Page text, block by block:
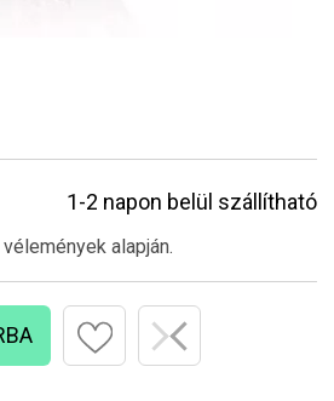
1-2 napon belül szállítható
alapján.